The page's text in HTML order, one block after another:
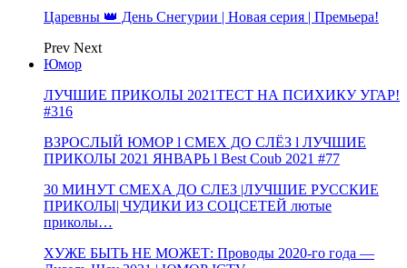
Царевны 👑 День Снегурии | Новая серия | Премьера!
Prev Next
Юмор
ЛУЧШИЕ ПРИКОЛЫ 2021ТЕСТ НА ПСИХИКУ УГАР!
#316
ВЗРОСЛЫЙ ЮМОР l СМЕХ ДО СЛЁЗ l ЛУЧШИЕ
ПРИКОЛЫ 2021 ЯНВАРЬ l Best Coub 2021 #77
30 МИНУТ СМЕХА ДО СЛЕЗ |ЛУЧШИЕ РУССКИЕ
ПРИКОЛЫ| ЧУДИКИ ИЗ СОЦСЕТЕЙ лютые
приколы…
ХУЖЕ БЫТЬ НЕ МОЖЕТ: Проводы 2020-го года —